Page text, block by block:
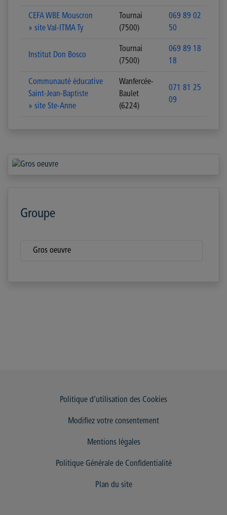
CEFA WBE Mouscron
» site Val-ITMA Ty
Tournai
(7500)
069 89 02
50
Institut Don Bosco
Tournai
(7500)
069 89 18
18
Communauté éducative
Saint-Jean-Baptiste
» site Ste-Anne
Wanfercée-
Baulet
(6224)
071 81 25
09
Groupe
Gros oeuvre
Politique d’utilisation des Cookies
Modifiez votre consentement
Mentions légales
Politique Générale de Confidentialité
Plan du site